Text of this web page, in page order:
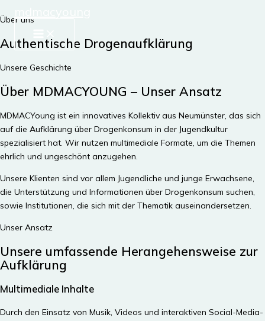
Inhalt
springenMENU
Über uns
Authentische Drogenaufklärung
Unsere Geschichte
Über MDMACYOUNG – Unser Ansatz
MDMACYoung ist ein innovatives Kollektiv aus Neumünster, das sich
auf die Aufklärung über Drogenkonsum in der Jugendkultur
spezialisiert hat. Wir nutzen multimediale Formate, um die Themen
ehrlich und ungeschönt anzugehen.
Unsere Klienten sind vor allem Jugendliche und junge Erwachsene,
die Unterstützung und Informationen über Drogenkonsum suchen,
sowie Institutionen, die sich mit der Thematik auseinandersetzen.
Unser Ansatz
Unsere umfassende Herangehensweise zur
Aufklärung
Multimediale Inhalte
Durch den Einsatz von Musik, Videos und interaktiven Social-Media-